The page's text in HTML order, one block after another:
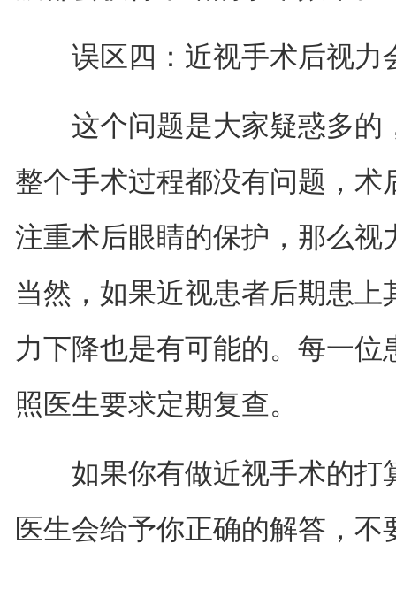
误区四：近视手术后视力
这个问题是大家疑惑多的
整个手术过程都没有问题，
注重术后眼睛的保护，那么
当然，如果近视患者后期患
力下降也是有可能的。每一
照医生要求定期复查。
如果你有做近视手术的打
医生会给予你正确的解答，不